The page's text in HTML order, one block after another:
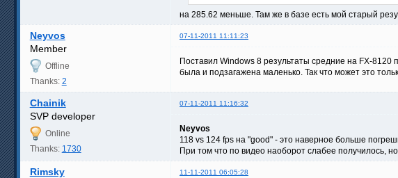
на 285.62 меньше. Там же в базе есть мой старый
Neyvos 07-11-2011 11:11:23
Member
Offline
Thanks: 2
Поставил Windows 8 результаты средние на FX-8120
была и подзагажена маленько. Так что может это
Chainik 07-11-2011 11:16:32
SVP developer
Online
Thanks: 1730
Neyvos
118 vs 124 fps на "good" - это наверное больше
При том что по видео наоборот слабее получилось,
Rimsky 11-11-2011 06:05:28